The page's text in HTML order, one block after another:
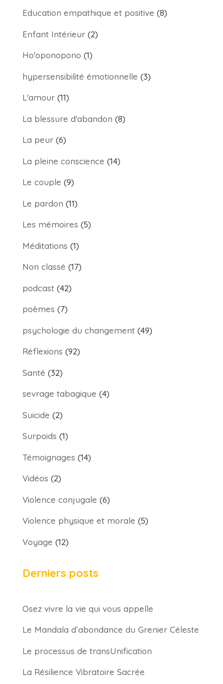
Education empathique et positive (8)
Enfant Intérieur(2)
Ho'oponopono (1)
hypersensibilité émotionnelle (3)
L'amour(11)
La blessure d'abandon (8)
La peur(6)
La pleine conscience (14)
Le couple (9)
Le pardon (11)
Les mémoires (5)
Méditations (1)
Non classé (17)
podcast(42)
poèmes (7)
psychologie du changement(49)
Réflexions (92)
Santé (32)
sevrage tabagique (4)
Suicide (2)
Surpoids (1)
Témoignages (14)
Vidéos (2)
Violence conjugale (6)
Violence physique et morale (5)
Voyage (12)
Derniers posts
Osez vivre la vie qui vous appelle
Le Mandala d’abondance du Grenier Céleste
Le processus de transUnification
La Résilience Vibratoire Sacrée